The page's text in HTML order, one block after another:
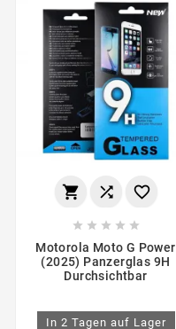
  
    
Motorola Moto G Power
(2025) Panzerglas 9H
Durchsichtbar
In 2 Tagen auf Lager